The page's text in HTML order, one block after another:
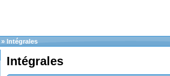
» Intégrales
Intégrales